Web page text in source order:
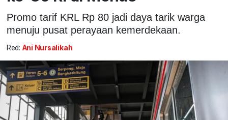
Promo tarif KRL Rp 80 jadi daya tarik warga
menuju pusat perayaan kemerdekaan.
Red: Ani Nursalikah